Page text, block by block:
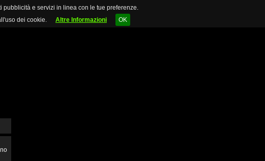
e servizi in linea con le tue preferenze.
dei cookie.
Altre Informazioni OK